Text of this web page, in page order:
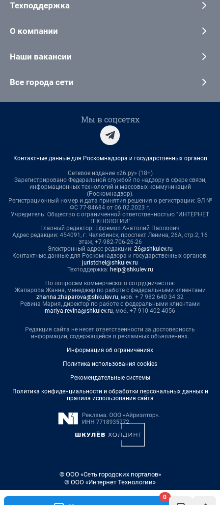
0
Техподдержка
О компании
Наши вакансии
Все города сети
Мы в соцсетях
Контактные данные для Роскомнадзора и государственных органов
Сетевое издание «26.ру» (18+)
Зарегистрировано Федеральной службой по надзору в сфере связи,
информационных технологий и массовых коммуникаций
(Роскомнадзор).
Регистрационный номер и дата принятия решения о регистрации: ЭЛ №
ФС 77-84684 от 06.02.2023 г.
Учредитель: Общество с ограниченной ответственностью "ИНТЕРНЕТ
ТЕХНОЛОГИИ"
Главный редактор: Ефремов Анатолий Павлович
Адрес редакции: 454091, г. Челябинск, проспект Ленина, 26А, стр.2, 16
этаж, +7-982-706-26-26
Электронный адрес редакции: 26@shkulev.ru
Контактные данные для Роскомнадзора и государственных органов:
juristchel@shkulev.ru
Техподдержка: help@shkulev.ru
По вопросам коммерческого сотрудничества:
Жапарова Жанна, менеджер по работе с федеральными клиентами
zhanna.zhaparova@shkulev.ru, моб. + 7 982 640 34 32
Ревина Мария, директор по работе с федеральными клиентами
mariya.revina@shkulev.ru, моб. +7 910 402 4056
Редакция сайта не несет ответственности за достоверность
информации, содержащейся в рекламных объявлениях.
Информация об ограничениях
Политика использования cookies
Рекомендательные системы
Политика конфиденциальности и обработки персональных данных и
правила использования сайта
© ООО «Сеть городских порталов»
© ООО «Интернет Технологии»